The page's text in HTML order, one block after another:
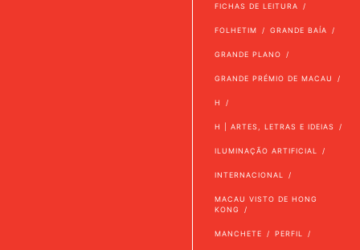
FICHAS DE LEITURA
FOLHETIM GRANDE BAÍA
GRANDE PLANO
GRANDE PRÉMIO DE MACAU
H
H | ARTES, LETRAS E IDEIAS
ILUMINAÇÃO ARTIFICIAL
INTERNACIONAL
MACAU VISTO DE HONG
KONG
MANCHETE PERFIL